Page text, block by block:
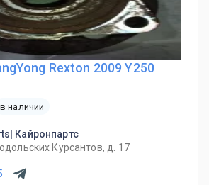
Rexton 2009 Y250
в наличии
Кайронпартс
Курсантов, д. 17